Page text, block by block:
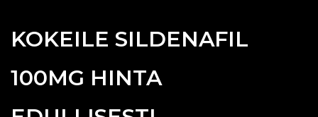
KOKEILE SILDENAFIL
100MG HINTA